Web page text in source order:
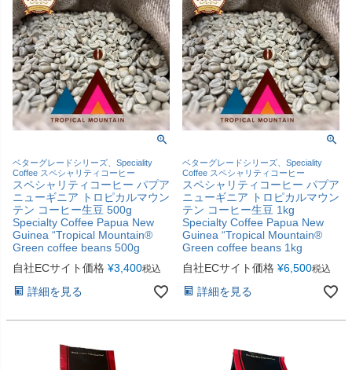
ベターグレードシリーズ、Speciality
Coffee スペシャリティコーヒー
スペシャリティコーヒー パプア
ニューギニア トロピカルマウン
テン コーヒー生豆 500g
Specialty Coffee Papua New
Guinea “Tropical Mountain®
Green coffee beans 500g
自社ECサイト価格 ¥3,400税込
詳細を見る
ベターグレードシリーズ、Speciality
Coffee スペシャリティコーヒー
スペシャリティコーヒー パプア
ニューギニア トロピカルマウン
テン コーヒー生豆 1kg
Specialty Coffee Papua New
Guinea “Tropical Mountain®
Green coffee beans 1kg
自社ECサイト価格 ¥6,500税込
詳細を見る